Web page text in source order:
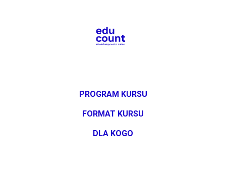
PROGRAM KURSU
FORMAT KURSU
DLA KOGO